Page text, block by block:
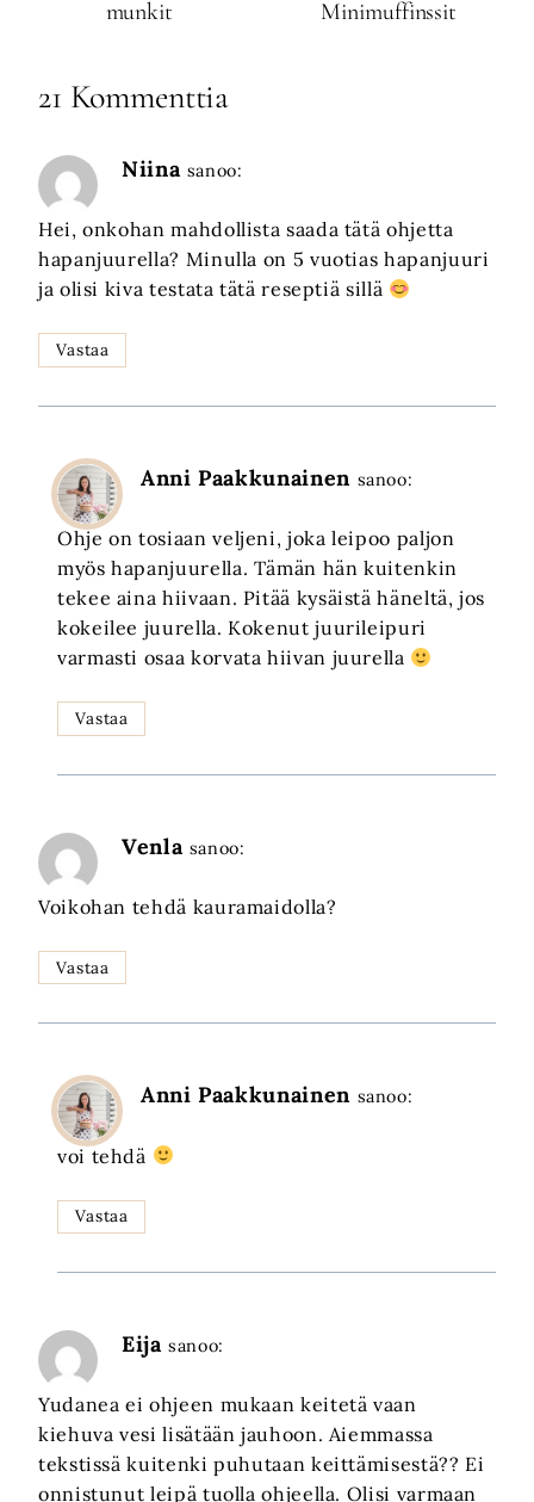
munkit Minimuffinssit
21 Kommenttia
Niina sanoo:
Hei, onkohan mahdollista saada tätä ohjetta
hapanjuurella? Minulla on 5 vuotias hapanjuuri
ja olisi kiva testata tätä reseptiä sillä
Vastaa
Anni Paakkunainen sanoo:
Ohje on tosiaan veljeni, joka leipoo paljon
myös hapanjuurella. Tämän hän kuitenkin
tekee aina hiivaan. Pitää kysäistä häneltä, jos
kokeilee juurella. Kokenut juurileipuri
varmasti osaa korvata hiivan juurella
Vastaa
Venla sanoo:
Voikohan tehdä kauramaidolla?
Vastaa
Anni Paakkunainen sanoo:
voi tehdä
Vastaa
Eija sanoo:
Yudanea ei ohjeen mukaan keitetä vaan
kiehuva vesi lisätään jauhoon. Aiemmassa
tekstissä kuitenki puhutaan keittämisestä?? Ei
onnistunut leipä tuolla ohjeella. Olisi varmaan